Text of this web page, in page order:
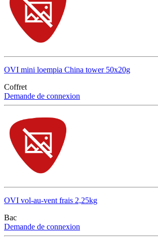
OVI mini loempia China tower 50x20g
Coffret
Demande de connexion
OVI vol-au-vent frais 2,25kg
Bac
Demande de connexion